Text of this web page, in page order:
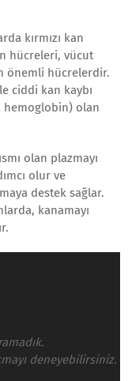
kırmızı kan
hücreleri, vücut
önemli hücrelerdir.
ciddi kan kaybı
hemoglobin) olan
olan plazmayı
olur ve
destek sağlar.
kanamayı
deneyebilirsiniz.